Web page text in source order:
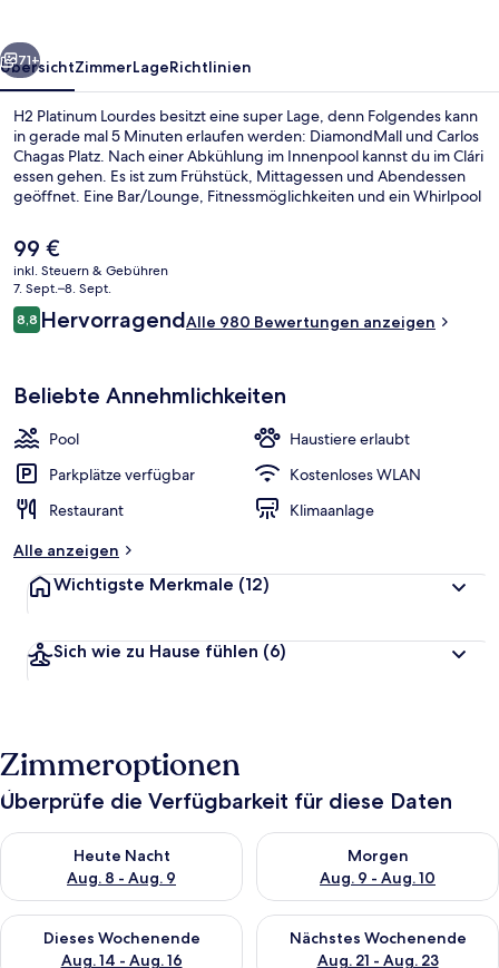
Weiter
71+
ÜbersichtZimmerLageRichtlinien
H2 Platinum Lourdes besitzt eine super Lage, denn Folgendes kann
in gerade mal 5 Minuten erlaufen werden: DiamondMall und Carlos
Chagas Platz. Nach einer Abkühlung im Innenpool kannst du im Clári
essen gehen. Es ist zum Frühstück, Mittagessen und Abendessen
geöffnet. Eine Bar/Lounge, Fitnessmöglichkeiten und ein Whirlpool
Der
aktuelle
Preis
beträgt
99 €.
99 €
inkl. Steuern & Gebühren
7. Sept.–8. Sept.
Bewertungen
8,88,8 von 10.
HervorragendAlle 980 Bewertungen anzeigen
Beliebte Annehmlichkeiten
Pool
Haustiere erlaubt
Parkplätze verfügbar
Kostenloses WLAN
Restaurant
Klimaanlage
Alle anzeigen
Wichtigste Merkmale (12)
Sich wie zu Hause fühlen (6)
Zimmeroptionen
Überprüfe die Verfügbarkeit für diese Daten
Heute Nacht
Aug. 8 - Aug. 9
Überprüfe die Verfügbarkeit für heute Nacht, Aug. 8 - Aug. 9.
Morgen
Aug. 9 - Aug. 10
Überprüfe die Verfügbarkeit
Dieses Wochenende
Aug. 14 - Aug. 16
Überprüfe die Verfügbarkeit für dieses Wochenende, Aug. 14
Nächstes Wochenende
Aug. 21 - Aug. 23
Überprüfe die Verfügbarkeit